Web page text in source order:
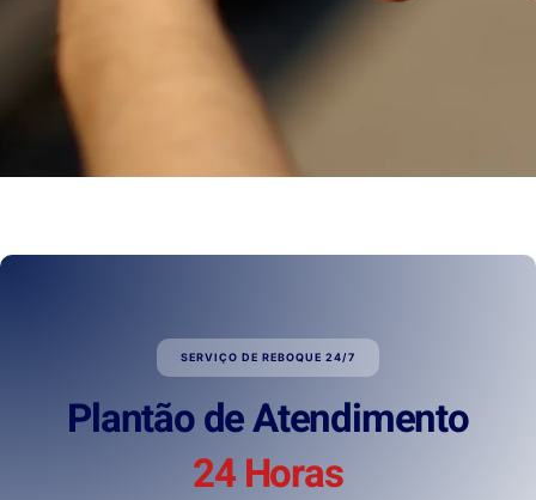
SERVIÇO DE REBOQUE 24/7
Plantão de Atendimento
24 Horas